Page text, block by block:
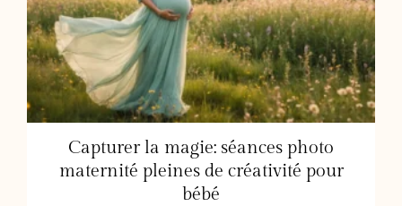
Capturer la magie: séances photo
maternité pleines de créativité pour
bébé